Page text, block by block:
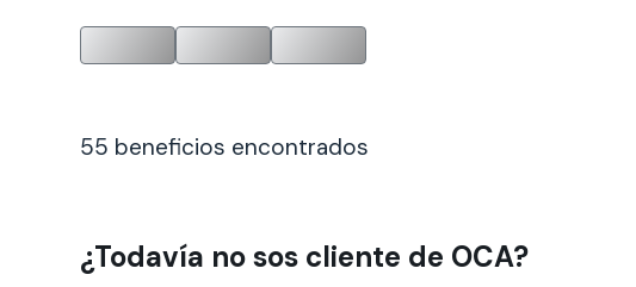
55 beneficios encontrados
¿Todavía no sos cliente de OCA?